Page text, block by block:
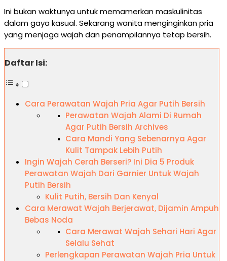
Ini bukan waktunya untuk memamerkan maskulinitas
dalam gaya kasual. Sekarang wanita menginginkan pria
yang menjaga wajah dan penampilannya tetap bersih.
Daftar Isi:
Cara Perawatan Wajah Pria Agar Putih Bersih
Perawatan Wajah Alami Di Rumah
Agar Putih Bersih Archives
Cara Mandi Yang Sebenarnya Agar
Kulit Tampak Lebih Putih
Ingin Wajah Cerah Berseri? Ini Dia 5 Produk
Perawatan Wajah Dari Garnier Untuk Wajah
Putih Bersih
Kulit Putih, Bersih Dan Kenyal
Cara Merawat Wajah Berjerawat, Dijamin Ampuh
Bebas Noda
Cara Merawat Wajah Sehari Hari Agar
Selalu Sehat
Perlengkapan Perawatan Wajah Pria Untuk